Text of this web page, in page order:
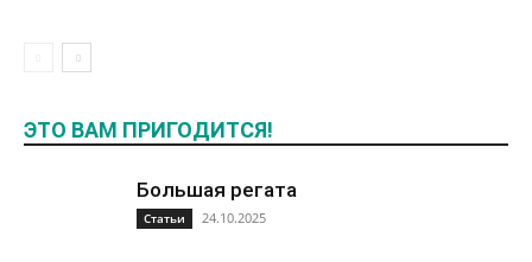
ЭТО ВАМ ПРИГОДИТСЯ!
Большая регата
Статьи 24.10.2025